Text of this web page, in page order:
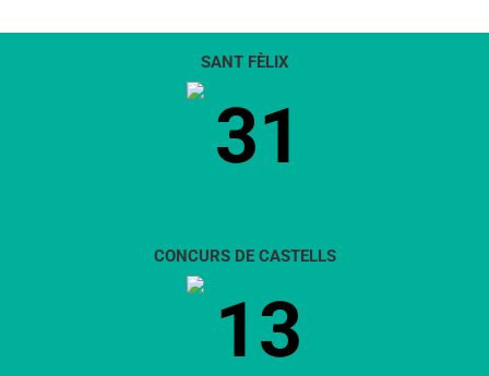
SANT FÈLIX
31
CONCURS DE CASTELLS
13